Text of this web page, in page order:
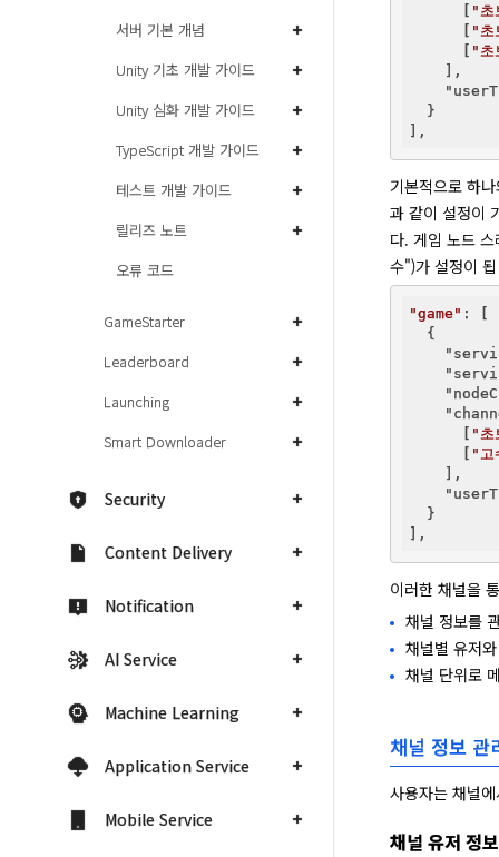
서버 기본 개념
Unity 기초 개발 가이드
Unity 심화 개발 가이드
TypeScript 개발 가이드
테스트 개발 가이드
릴리즈 노트
오류 코드
GameStarter
Leaderboard
Launching
Smart Downloader
Security
Content Delivery
Notification
AI Service
Machine Learning
Application Service
Mobile Service
      [
"초
      [
"초
      [
"초
],
  }
기본적으로 하
과 같이 설정이
다. 게임 노드
수")가 설정이
"game" : [
  {
      [
"초
      [
"고
],
  }
이러한 채널을
채널 정보를
채널별 유저
채널 단위로
채널 정보 관
사용자는 채널
채널 유저 정보